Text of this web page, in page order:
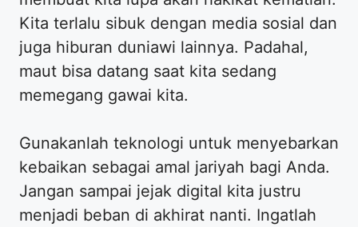
Kita terlalu sibuk dengan media sosial dan
juga hiburan duniawi lainnya. Padahal,
maut bisa datang saat kita sedang
memegang gawai kita.
Gunakanlah teknologi untuk menyebarkan
kebaikan sebagai amal jariyah bagi Anda.
Jangan sampai jejak digital kita justru
menjadi beban di akhirat nanti. Ingatlah